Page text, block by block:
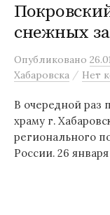
снежных
Опубликовано
Хабаровска / Нет
В очередной раз
храму г.
регионального
России. 26 января